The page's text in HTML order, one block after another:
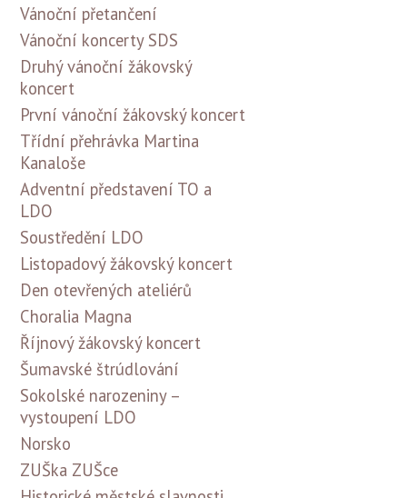
Vánoční přetančení
Vánoční koncerty SDS
Druhý vánoční žákovský
koncert
První vánoční žákovský koncert
Třídní přehrávka Martina
Kanaloše
Adventní představení TO a
LDO
Soustředění LDO
Listopadový žákovský koncert
Den otevřených ateliérů
Choralia Magna
Říjnový žákovský koncert
Šumavské štrúdlování
Sokolské narozeniny –
vystoupení LDO
Norsko
ZUŠka ZUŠce